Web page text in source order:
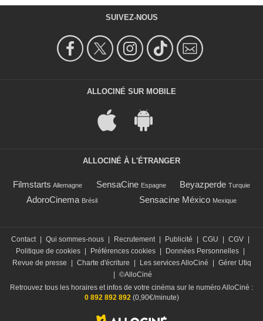
SUIVEZ-NOUS
ALLOCINÉ SUR MOBILE
ALLOCINÉ À L'ÉTRANGER
Filmstarts Allemagne SensaCine Espagne Beyazperde Turquie
AdoroCinema Brésil Sensacine México Mexique
Contact | Qui sommes-nous | Recrutement | Publicité | CGU | CGV |
Politique de cookies | Préférences cookies | Données Personnelles |
Revue de presse
| Charte d'écriture | Les services AlloCiné | Gérer Utiq
| ©AlloCiné
Retrouvez tous les horaires et infos de votre cinéma sur le numéro AlloCiné :
0 892 892 892 (0,90€/minute)